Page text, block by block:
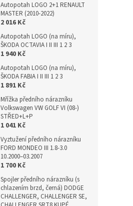
Autopotah LOGO 2+1 RENAULT
MASTER (2010-2022)
2 016 Kč
Autopotah LOGO (na míru),
ŠKODA OCTAVIA I II III 1 2 3
1 940 Kč
Autopotah LOGO (na míru),
ŠKODA FABIA I II III 1 2 3
1 891 Kč
Mřížka předního nárazníku
Volkswagen VW GOLF VI (08-)
STŘED+L+P
1 041 Kč
Vyztužení předního nárazníku
FORD MONDEO III 1.8-3.0
10.2000–03.2007
1 700 Kč
Spojler předního nárazníku (s
chlazením brzd, černá) DODGE
CHALLENGER, CHALLENGER SE,